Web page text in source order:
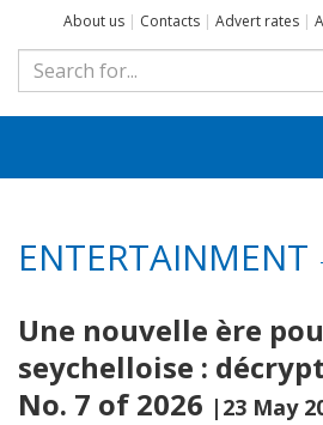
About us | Contacts | Advert rates |
ENTERTAINMENT
Une nouvelle ère
seychelloise :
No. 7 of 2026 |23 May